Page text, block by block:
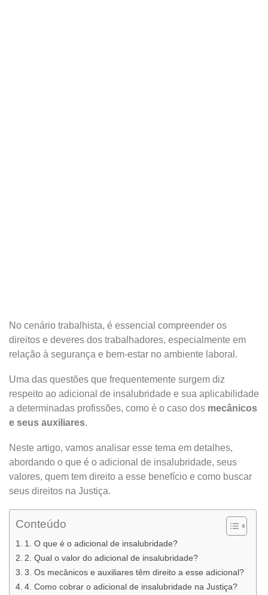
No cenário trabalhista, é essencial compreender os
direitos e deveres dos trabalhadores, especialmente em
relação à segurança e bem-estar no ambiente laboral.
Uma das questões que frequentemente surgem diz
respeito ao adicional de insalubridade e sua aplicabilidade
a determinadas profissões, como é o caso dos mecânicos
e seus auxiliares.
Neste artigo, vamos analisar esse tema em detalhes,
abordando o que é o adicional de insalubridade, seus
valores, quem tem direito a esse benefício e como buscar
seus direitos na Justiça.
Conteúdo
1. O que é o adicional de insalubridade?
2. Qual o valor do adicional de insalubridade?
3. Os mecânicos e auxiliares têm direito a esse adicional?
4. Como cobrar o adicional de insalubridade na Justiça?